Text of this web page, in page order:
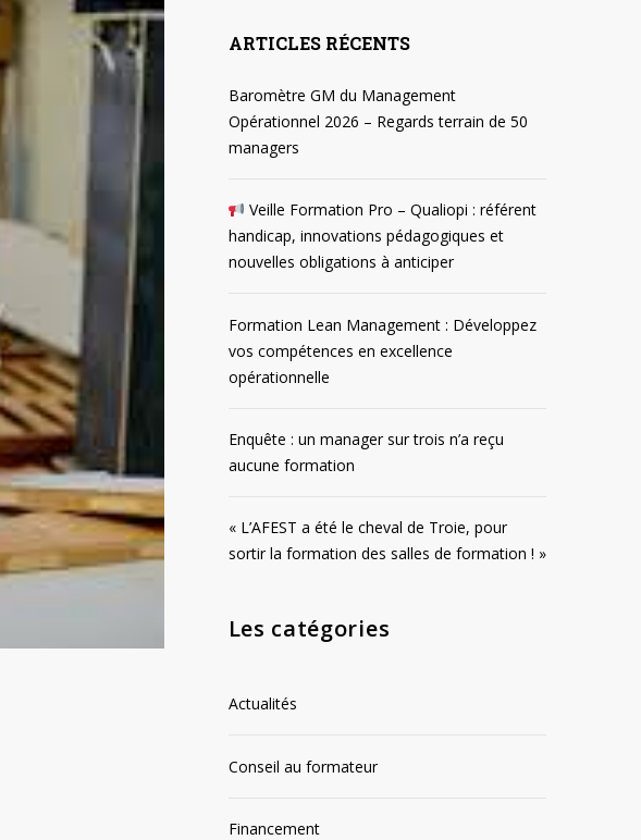
ARTICLES RÉCENTS
Baromètre GM du Management
Opérationnel 2026 – Regards terrain de 50
managers
Veille Formation Pro – Qualiopi : référent
handicap, innovations pédagogiques et
nouvelles obligations à anticiper
Formation Lean Management : Développez
vos compétences en excellence
opérationnelle
Enquête : un manager sur trois n’a reçu
aucune formation
« L’AFEST a été le cheval de Troie, pour
sortir la formation des salles de formation ! »
Les catégories
Actualités
Conseil au formateur
Financement